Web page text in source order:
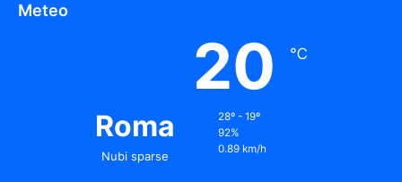
Meteo
Roma
Nubi sparse
20 ℃
28º - 19º
92%
0.89 km/h